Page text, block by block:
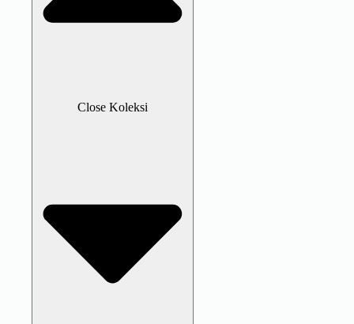
Close Koleksi